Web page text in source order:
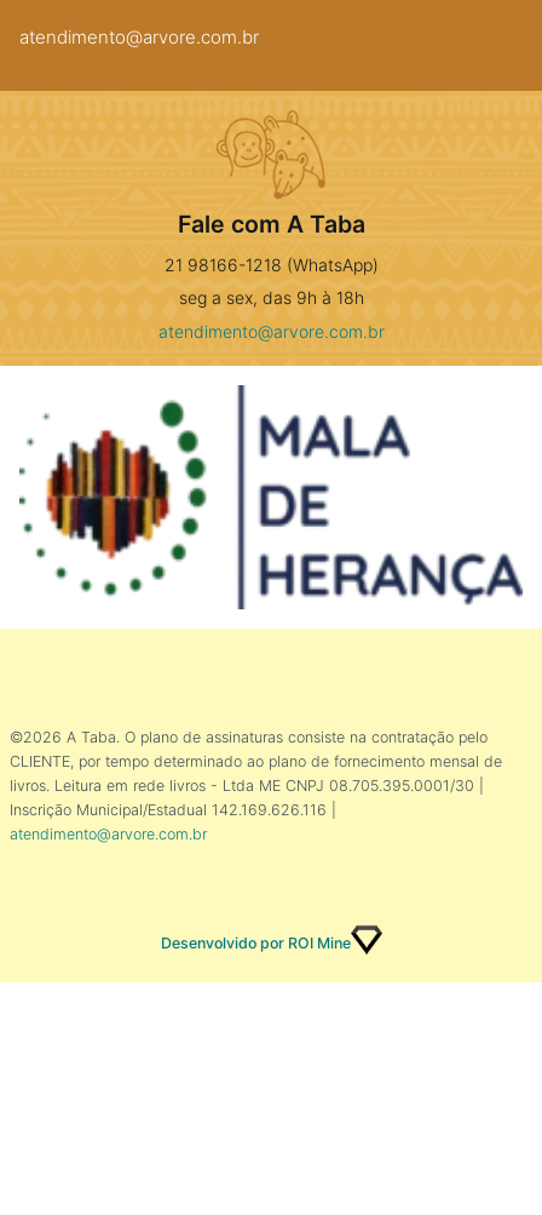
atendimento@arvore.com.br
Fale com A Taba
21 98166-1218 (WhatsApp)
seg a sex, das 9h à 18h
atendimento@arvore.com.br
©2026 A Taba. O plano de assinaturas consiste na contratação pelo
CLIENTE, por tempo determinado ao plano de fornecimento mensal de
livros. Leitura em rede livros - Ltda ME CNPJ 08.705.395.0001/30 |
Inscrição Municipal/Estadual 142.169.626.116 |
atendimento@arvore.com.br
Desenvolvido por ROI Mine